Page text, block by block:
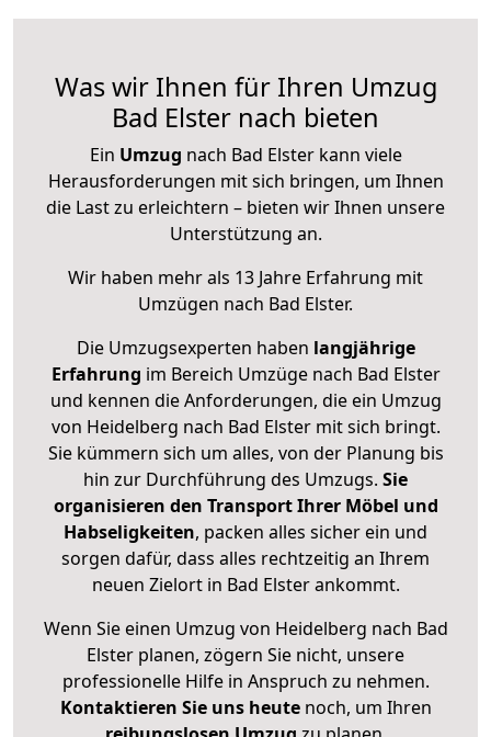
Was wir Ihnen für Ihren Umzug
Bad Elster nach bieten
Ein Umzug nach Bad Elster kann viele
Herausforderungen mit sich bringen, um Ihnen
die Last zu erleichtern – bieten wir Ihnen unsere
Unterstützung an.
Wir haben mehr als 13 Jahre Erfahrung mit
Umzügen nach Bad Elster.
Die Umzugsexperten haben langjährige
Erfahrung im Bereich Umzüge nach Bad Elster
und kennen die Anforderungen, die ein Umzug
von Heidelberg nach Bad Elster mit sich bringt.
Sie kümmern sich um alles, von der Planung bis
hin zur Durchführung des Umzugs. Sie
organisieren den Transport Ihrer Möbel und
Habseligkeiten, packen alles sicher ein und
sorgen dafür, dass alles rechtzeitig an Ihrem
neuen Zielort in Bad Elster ankommt.
Wenn Sie einen Umzug von Heidelberg nach Bad
Elster planen, zögern Sie nicht, unsere
professionelle Hilfe in Anspruch zu nehmen.
Kontaktieren Sie uns heutenoch, um Ihren